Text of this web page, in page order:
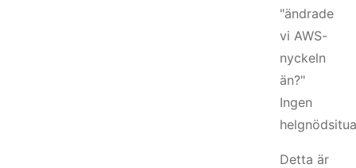
"ändrade
vi AWS-
nyckeln
än?"
Ingen
Detta är